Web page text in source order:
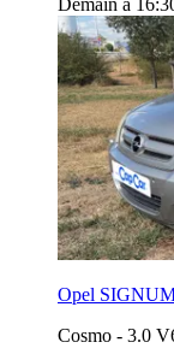
Opel
Cosmo - 3.0